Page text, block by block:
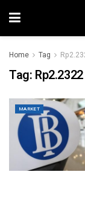
Home Tag
Tag: Rp2.2322
MARKET